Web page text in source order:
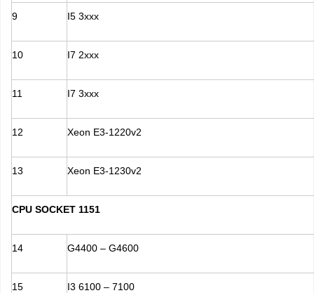
9 I5 3xxx
10 I7 2xxx
11 I7 3xxx
12 Xeon E3-1220v2
13 Xeon E3-1230v2
CPU SOCKET 1151
14 G4400 – G4600
15 I3 6100 – 7100